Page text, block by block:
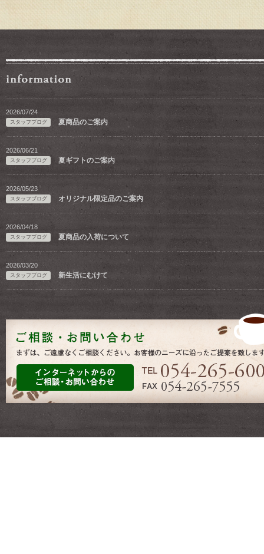
2026/07/24
スタッフブログ 夏商品のご案内
2026/06/21
スタッフブログ 夏ギフトのご案内
2026/05/23
スタッフブログ オリジナル限定品のご案内
2026/04/18
スタッフブログ 夏商品の入荷について
2026/03/20
スタッフブログ 新生活にむけて